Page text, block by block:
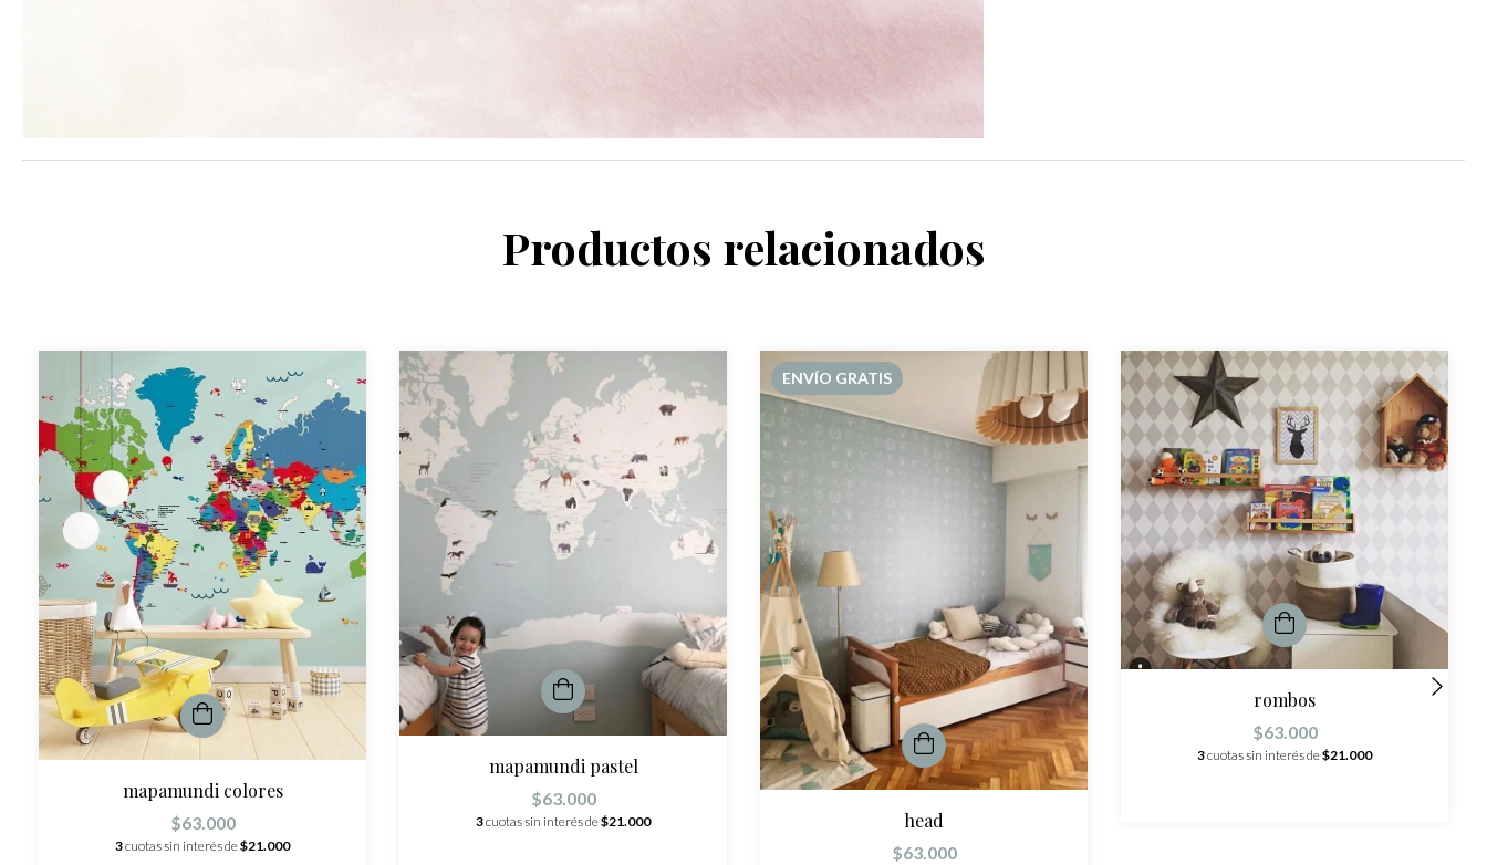
Productos relacionados
mapamundi colores
$63.000
3cuotas sin interés de$21.000
mapamundi pastel
$63.000
3cuotas sin interés de$21.000
ENVÍO GRATIS
head
$63.000
rombos
$63.000
3cuotas sin interés de$21.000